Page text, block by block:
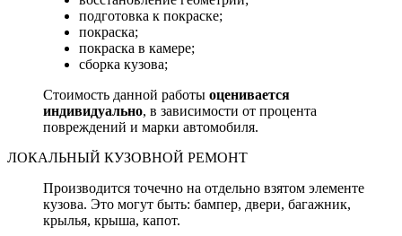
подготовка к покраске;
покраска;
покраска в камере;
сборка кузова;
Стоимость данной работы оценивается
индивидуально, в зависимости от процента
повреждений и марки автомобиля.
ЛОКАЛЬНЫЙ КУЗОВНОЙ РЕМОНТ
Производится точечно на отдельно взятом элементе
кузова. Это могут быть: бампер, двери, багажник,
крылья, крыша, капот.